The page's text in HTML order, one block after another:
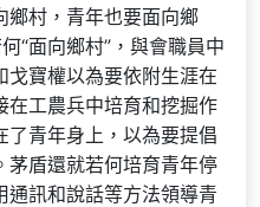
鄉村，青年也要面向鄉
“面向鄉村”，與會職員中
戈寶權以為要依附生涯在
在工農兵中培育和挖掘作
了青年身上，以為要提倡
茅盾還就若何培育青年停
通訊和說話等方法領導青